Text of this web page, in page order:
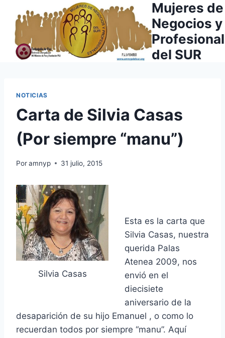
contenido
Mujeres de
Negocios y
del SUR
NOTICIAS
Carta de Silvia Casas
(Por siempre “manu”)
Poramnyp 31 julio, 2015
Silvia Casas
Esta es la carta que
Silvia Casas, nuestra
querida Palas
Atenea 2009, nos
envió en el
diecisiete
aniversario de la
desaparición de su hijo Emanuel , o como lo
recuerdan todos por siempre “manu”. Aquí